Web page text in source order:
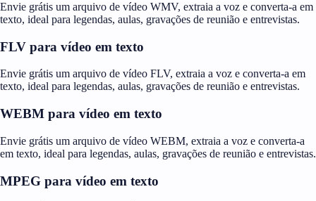
Envie grátis um arquivo de vídeo WMV, extraia a voz e converta-a em
texto, ideal para legendas, aulas, gravações de reunião e entrevistas.
FLV para vídeo em texto
Envie grátis um arquivo de vídeo FLV, extraia a voz e converta-a em
texto, ideal para legendas, aulas, gravações de reunião e entrevistas.
WEBM para vídeo em texto
Envie grátis um arquivo de vídeo WEBM, extraia a voz e converta-a
em texto, ideal para legendas, aulas, gravações de reunião e entrevistas.
MPEG para vídeo em texto